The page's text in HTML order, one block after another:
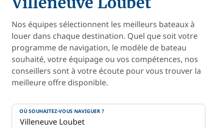
Nos équipes sélectionnent les meilleurs bateaux à
louer dans chaque destination. Quel que soit votre
programme de navigation, le modèle de bateau
souhaité, votre équipage ou vos compétences, nos
conseillers sont à votre écoute pour vous trouver la
meilleure offre disponible.
OÙ SOUHAITEZ-VOUS NAVIGUER ?